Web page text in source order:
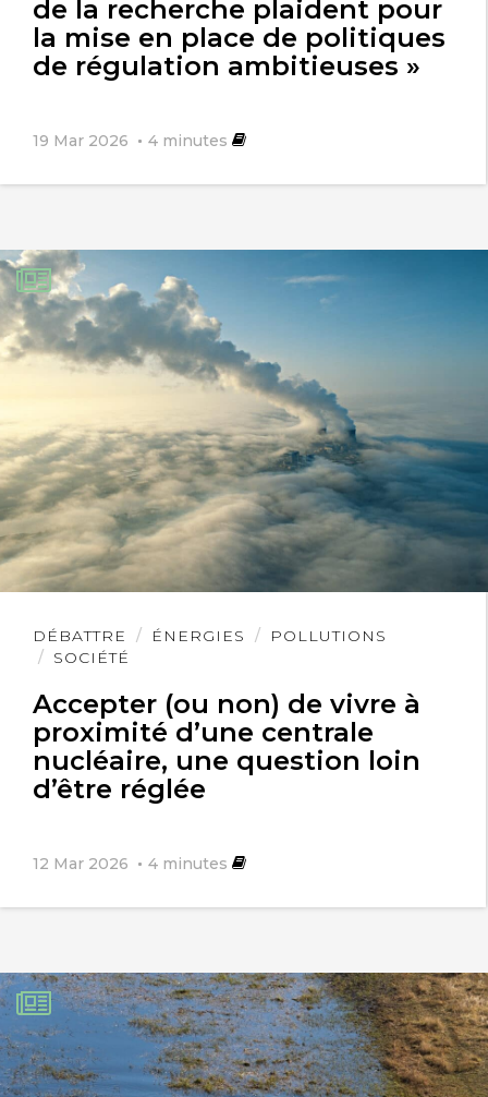
de la recherche plaident pour
la mise en place de politiques
de régulation ambitieuses »
19 Mar 2026 4 minutes
DÉBATTRE ÉNERGIES
POLLUTIONS
SOCIÉTÉ
Accepter (ou non) de vivre à
proximité d’une centrale
nucléaire, une question loin
d’être réglée
12 Mar 2026 4 minutes
Lire
l'article